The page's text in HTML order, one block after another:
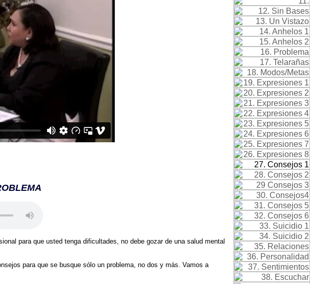
para que usted tenga dificultades, no debe gozar de una salud mental
para que se busque sólo un problema, no dos y más. Vamos a